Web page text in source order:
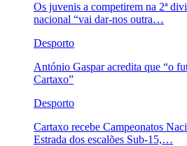
Os juvenis a competirem na 2ª
nacional “vai dar-nos outra…
Desporto
António Gaspar acredita que “o
Cartaxo”
Desporto
Cartaxo recebe Campeonatos
Estrada dos escalões Sub-15,…